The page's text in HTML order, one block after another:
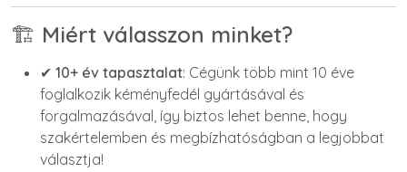
🏗️ Miért válasszon minket?
✔ 10+ év tapasztalat: Cégünk több mint 10 éve
foglalkozik kéményfedél gyártásával és
forgalmazásával, így biztos lehet benne, hogy
szakértelemben és megbízhatóságban a legjobbat
választja!